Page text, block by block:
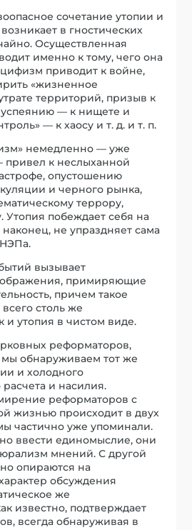
сочетание утопии и
в гностических
Осуществленная
именно к тому, чего она
приводит к войне,
«жизненное
территорий, призыв к
— к нищете и
— к хаосу и т. д. и т. п.
немедленно — уже
– привел к неслыханной
опустошению
и черного рынка,
террору,
Утопия побеждает себя на
не упраздняет сама
вызывает
примиряющие
причем такое
столь же
и утопия в чистом виде.
реформаторов,
обнаруживаем тот же
и холодного
и насилия.
реформаторов с
жизнью происходит в двух
частично уже упоминали.
ввести единомыслие, они
мнений. С другой
опираются на
обсуждения
же
известно, подтверждает
всегда обнаруживая в